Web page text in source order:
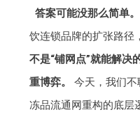
答案可能没那么简单。
饮连锁品牌的扩张路径
不是“铺网点”就能解决
重博弈。
今天，我们不
冻品流通网重构的底层